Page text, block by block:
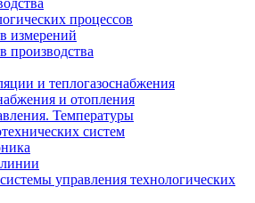
процессов
измерений
производства
и теплогазоснабжения
и отопления
Температуры
систем
управления технологических